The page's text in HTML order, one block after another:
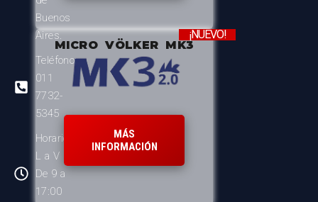
Buenos
Aires.
Teléfono:
011
7732-
5345
Horario:
L a V
De 9 a
17:00
MICRO VÖLKER MK3
¡NUEVO!
MÁS
INFORMACIÓN